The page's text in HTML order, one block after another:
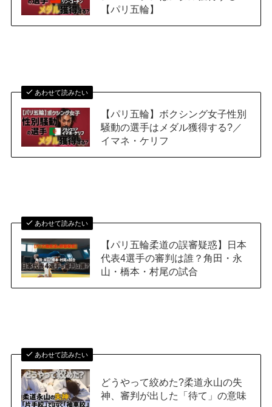
【パリ五輪】
あわせて読みたい
【パリ五輪】ボクシング女子性別
騒動の選手はメダル獲得する?／
イマネ・ケリフ
あわせて読みたい
【パリ五輪柔道の誤審疑惑】日本
代表4選手の審判は誰？角田・永
山・橋本・村尾の試合
あわせて読みたい
どうやって絞めた?柔道永山の失
神、審判が出した「待て」の意味